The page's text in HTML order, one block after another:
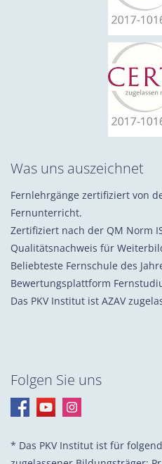
Was uns auszeichnet
Fernlehrgänge zertifiziert von
Fernunterricht.
Zertifiziert nach der QM Norm
Qualitätsnachweis für
Beliebteste Fernschule des
Bewertungsplattform
Das PKV Institut ist AZAV
Folgen Sie uns
* Das PKV Institut ist für